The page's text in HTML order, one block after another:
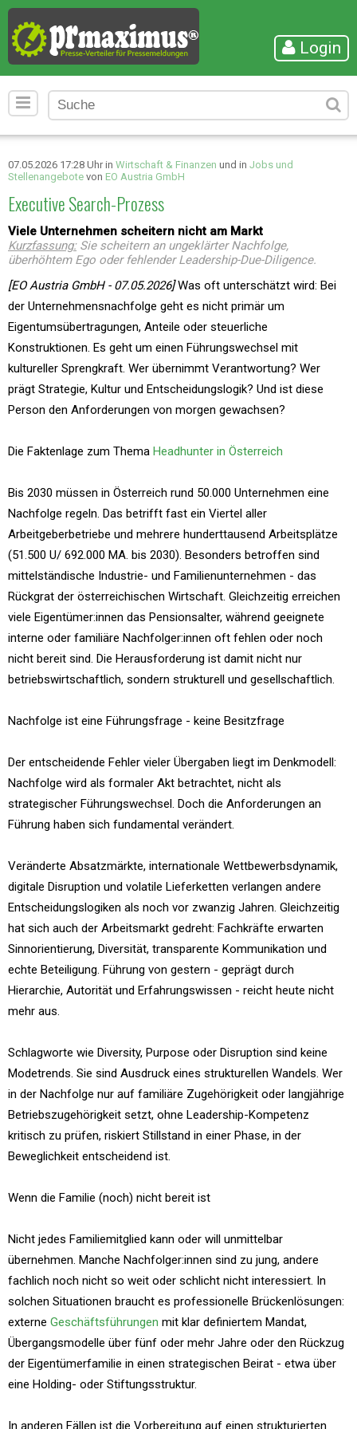
Login
07.05.2026 17:28 Uhr in Wirtschaft & Finanzen und in Jobs und
Stellenangebote von EO Austria GmbH
Executive Search-Prozess
Viele Unternehmen scheitern nicht am Markt
Kurzfassung:Sie scheitern an ungeklärter Nachfolge,
überhöhtem Ego oder fehlender Leadership-Due-Diligence.
[EO Austria GmbH - 07.05.2026]Was oft unterschätzt wird: Bei
der Unternehmensnachfolge geht es nicht primär um
Eigentumsübertragungen, Anteile oder steuerliche
Konstruktionen. Es geht um einen Führungswechsel mit
kultureller Sprengkraft. Wer übernimmt Verantwortung? Wer
prägt Strategie, Kultur und Entscheidungslogik? Und ist diese
Person den Anforderungen von morgen gewachsen?
Die Faktenlage zum Thema Headhunter in Österreich
Bis 2030 müssen in Österreich rund 50.000 Unternehmen eine
Nachfolge regeln. Das betrifft fast ein Viertel aller
Arbeitgeberbetriebe und mehrere hunderttausend Arbeitsplätze
(51.500 U/ 692.000 MA. bis 2030). Besonders betroffen sind
mittelständische Industrie- und Familienunternehmen - das
Rückgrat der österreichischen Wirtschaft. Gleichzeitig erreichen
viele Eigentümer:innen das Pensionsalter, während geeignete
interne oder familiäre Nachfolger:innen oft fehlen oder noch
nicht bereit sind. Die Herausforderung ist damit nicht nur
betriebswirtschaftlich, sondern strukturell und gesellschaftlich.
Nachfolge ist eine Führungsfrage - keine Besitzfrage
Der entscheidende Fehler vieler Übergaben liegt im Denkmodell:
Nachfolge wird als formaler Akt betrachtet, nicht als
strategischer Führungswechsel. Doch die Anforderungen an
Führung haben sich fundamental verändert.
Veränderte Absatzmärkte, internationale Wettbewerbsdynamik,
digitale Disruption und volatile Lieferketten verlangen andere
Entscheidungslogiken als noch vor zwanzig Jahren. Gleichzeitig
hat sich auch der Arbeitsmarkt gedreht: Fachkräfte erwarten
Sinnorientierung, Diversität, transparente Kommunikation und
echte Beteiligung. Führung von gestern - geprägt durch
Hierarchie, Autorität und Erfahrungswissen - reicht heute nicht
mehr aus.
Schlagworte wie Diversity, Purpose oder Disruption sind keine
Modetrends. Sie sind Ausdruck eines strukturellen Wandels. Wer
in der Nachfolge nur auf familiäre Zugehörigkeit oder langjährige
Betriebszugehörigkeit setzt, ohne Leadership-Kompetenz
kritisch zu prüfen, riskiert Stillstand in einer Phase, in der
Beweglichkeit entscheidend ist.
Wenn die Familie (noch) nicht bereit ist
Nicht jedes Familiemitglied kann oder will unmittelbar
übernehmen. Manche Nachfolger:innen sind zu jung, andere
fachlich noch nicht so weit oder schlicht nicht interessiert. In
solchen Situationen braucht es professionelle Brückenlösungen:
externe Geschäftsführungen mit klar definiertem Mandat,
Übergangsmodelle über fünf oder mehr Jahre oder den Rückzug
der Eigentümerfamilie in einen strategischen Beirat - etwa über
eine Holding- oder Stiftungsstruktur.
In anderen Fällen ist die Vorbereitung auf einen strukturierten